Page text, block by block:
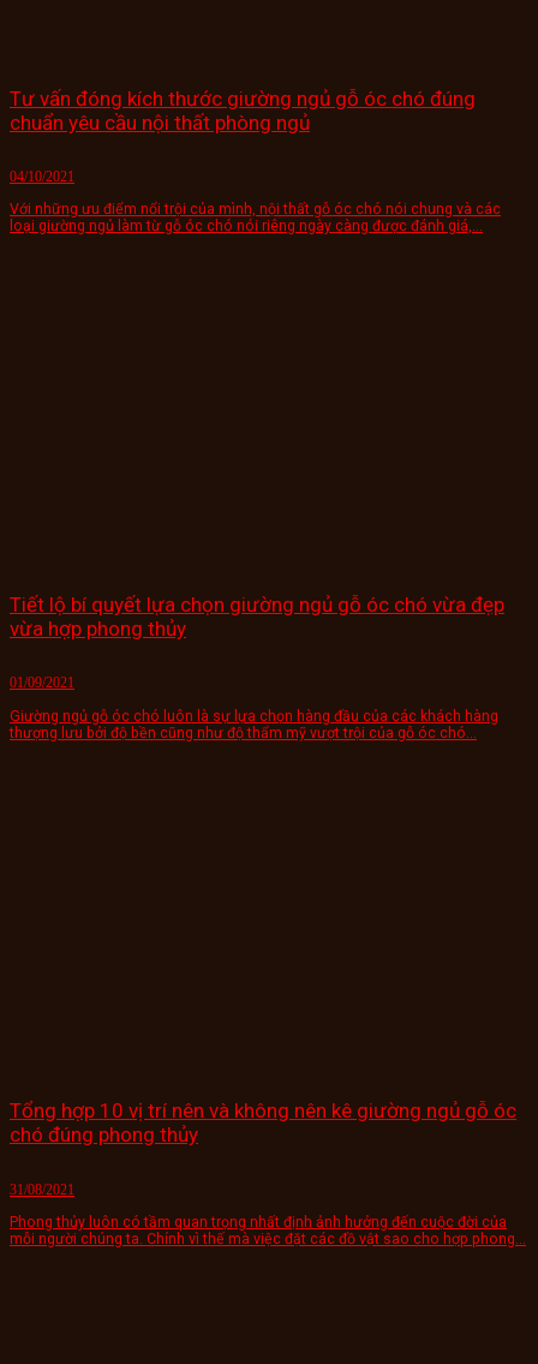
Tư vấn đóng kích thước giường ngủ gỗ óc chó đúng
chuẩn yêu cầu nội thất phòng ngủ
04/10/2021
Với những ưu điểm nổi trội của mình, nội thất gỗ óc chó nói chung và các
loại giường ngủ làm từ gỗ óc chó nói riêng ngày càng được đánh giá,...
Tiết lộ bí quyết lựa chọn giường ngủ gỗ óc chó vừa đẹp
vừa hợp phong thủy
01/09/2021
Giường ngủ gỗ óc chó luôn là sự lựa chọn hàng đầu của các khách hàng
thượng lưu bởi độ bền cũng như độ thẩm mỹ vượt trội của gỗ óc chó...
Tổng hợp 10 vị trí nên và không nên kê giường ngủ gỗ óc
chó đúng phong thủy
31/08/2021
Phong thủy luôn có tầm quan trọng nhất định ảnh hưởng đến cuộc đời của
mỗi người chúng ta. Chính vì thế mà việc đặt các đồ vật sao cho hợp phong...